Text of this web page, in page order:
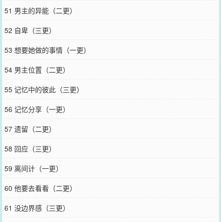
51 男主的异能（二更）
52 自卑（三更）
53 想要她做的事情（一更）
54 男主位置（二更）
55 记忆中的彼此（三更）
56 记忆分享（一更）
57 遗留（二更）
58 回应（三更）
59 离间计（一更）
60 他要去看看（二更）
61 没边界感（三更）